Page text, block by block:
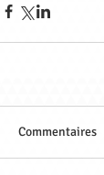
Commentaires